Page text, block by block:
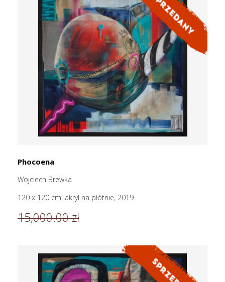
Phocoena
Wojciech Brewka
120 x 120 cm, akryl na płótnie, 2019
15,000.00 zł